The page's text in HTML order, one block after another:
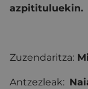
azpitituluekin.
Zuzendaritza:
Antzezleak: